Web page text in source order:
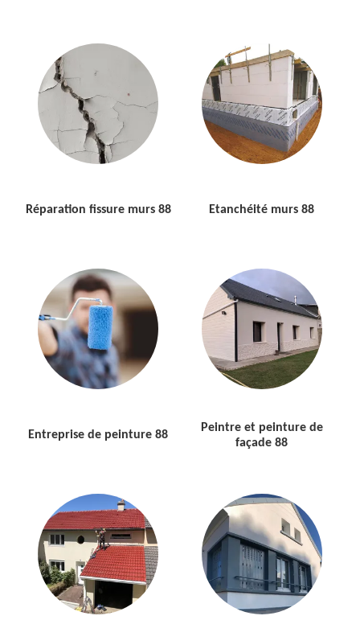
Réparation fissure murs 88 Etanchéité murs 88
Entreprise de peinture 88
Peintre et peinture de
façade 88